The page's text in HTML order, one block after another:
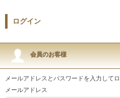
ログイン
会員のお客様
メールアドレスとパスワードを入力して
メールアドレス